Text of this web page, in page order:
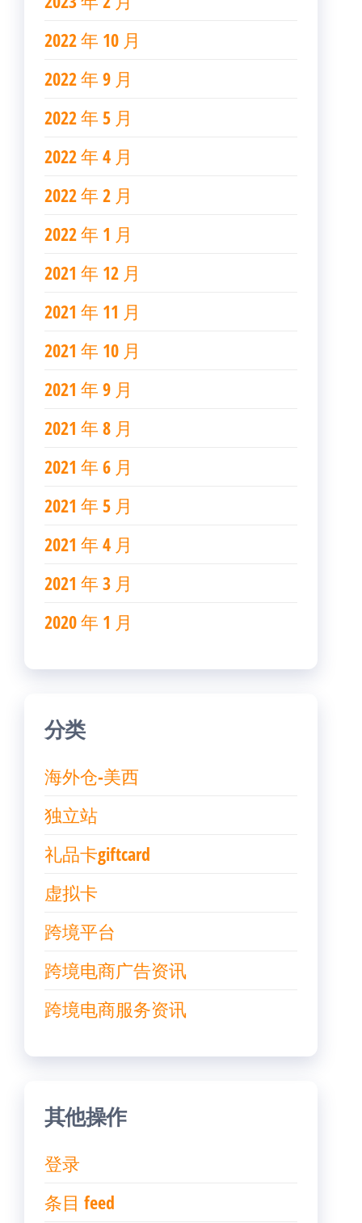
2022 年 10 月
2022 年 9 月
2022 年 5 月
2022 年 4 月
2022 年 2 月
2022 年 1 月
2021 年 12 月
2021 年 11 月
2021 年 10 月
2021 年 9 月
2021 年 8 月
2021 年 6 月
2021 年 5 月
2021 年 4 月
2021 年 3 月
2020 年 1 月
分类
海外仓-美西
独立站
礼品卡giftcard
虚拟卡
跨境平台
跨境电商广告资讯
跨境电商服务资讯
其他操作
登录
条目 feed